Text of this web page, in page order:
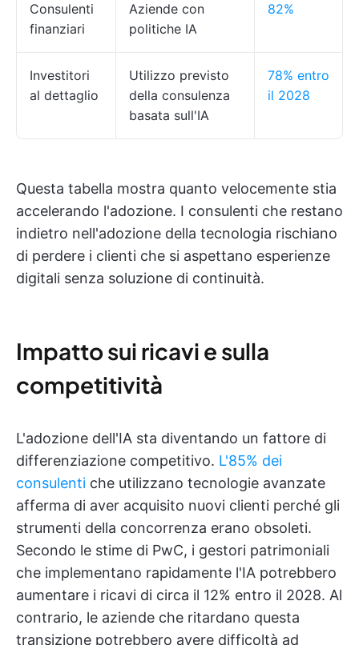
Consulenti
finanziari
Aziende con
politiche IA
82%
Investitori
al dettaglio
Utilizzo previsto
della consulenza
basata sull'IA
78% entro
il 2028
Questa tabella mostra quanto velocemente stia
accelerando l'adozione. I consulenti che restano
indietro nell'adozione della tecnologia rischiano
di perdere i clienti che si aspettano esperienze
digitali senza soluzione di continuità.
Impatto sui ricavi e sulla
competitività
L'adozione dell'IA sta diventando un fattore di
differenziazione competitivo. L'85% dei
consulenti che utilizzano tecnologie avanzate
afferma di aver acquisito nuovi clienti perché gli
strumenti della concorrenza erano obsoleti.
Secondo le stime di PwC, i gestori patrimoniali
che implementano rapidamente l'IA potrebbero
aumentare i ricavi di circa il 12% entro il 2028. Al
contrario, le aziende che ritardano questa
transizione potrebbero avere difficoltà ad